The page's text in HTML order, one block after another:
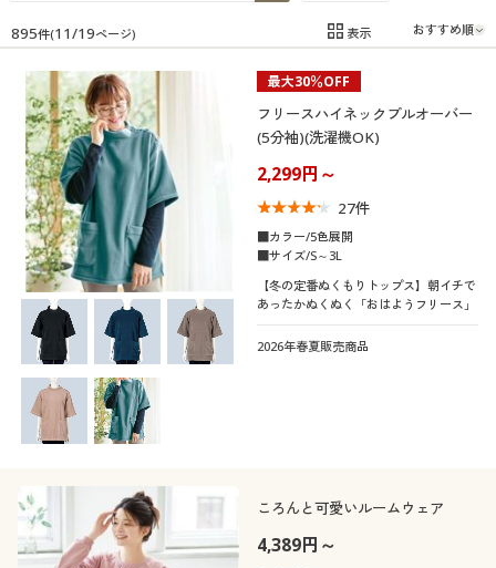
メンズ下着
ジュニア・ティーンズ下着
メンズファッション
メンズ下着
家電・雑貨すべて
家電
キッチン・雑貨・日用品
寝具・インテリア・家具
寝具・インテリア・家具通販すべて
家具・収納
寝具・ベッド
カーテン・ラグ・ファブリック
美容・健康
美容・健康通販すべて
美容・健康・サプリメント
制服・スクール
制服・スクールすべて
制服・学生服
ジュニア・ティーンズ下着
大きいサイズ
大きいサイズ通販すべて
大きいサイズ レディース服
大きいサイズ レディース下着
大きいサイズ メンズ
大きいサイズ 事務・制服
バーゲン
バーゲンセール
シークレットセール
詳細検索
商品カテゴリ一覧
カタログ・チラシからのご注文
在庫 在庫のある商品のみ表示
カテゴリ
口コミ
(4〜4.9)
(3〜3.9)
(2〜2.9)
4L 7L 8L
895件(11/19ページ) 表示
最大30％OFF
フリースハイネックプルオーバー
(5分袖)(洗濯機OK)
2,299円～
27件
■カラー/5色展開
■サイズ/S～3L
【冬の定番ぬくもりトップス】朝イチで
あったかぬくぬく「おはようフリース」
2026年春夏販売商品
ころんと可愛いルームウェア
4,389円～